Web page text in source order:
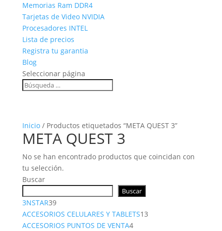
Memorias Ram DDR4
Tarjetas de Video NVIDIA
Procesadores INTEL
Lista de precios
Registra tu garantia
Blog
Seleccionar página
Inicio/ Productos etiquetados “META QUEST 3”
META QUEST 3
No se han encontrado productos que coincidan con
tu selección.
Buscar
Buscar
3NSTAR3939
productos
ACCESORIOS CELULARES Y TABLETS1313
ACCESORIOS PUNTOS DE VENTA44